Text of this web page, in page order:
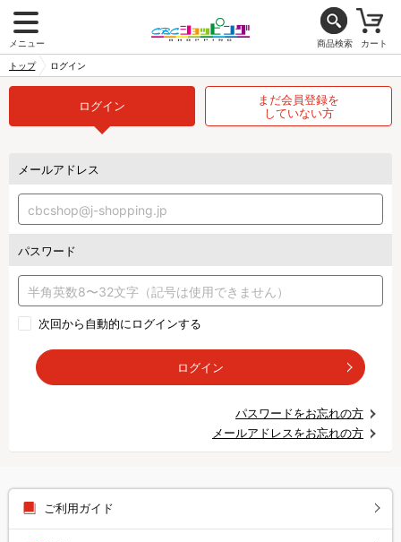
メニュー 商品検索 カート
トップ ログイン
ログイン
まだ会員登録を
していない方
メールアドレス
パスワード
次回から自動的にログインする
ログイン
パスワードをお忘れの方
メールアドレスをお忘れの方
ご利用ガイド